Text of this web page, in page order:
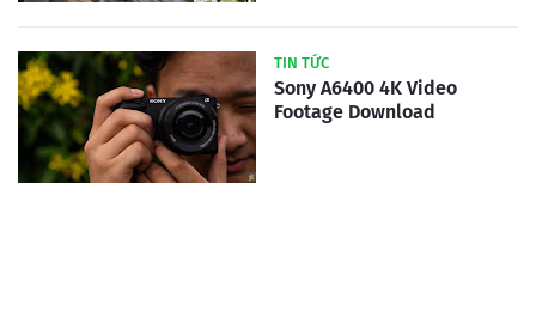
TIN TỨC
Sony A6400 4K Video
Footage Download